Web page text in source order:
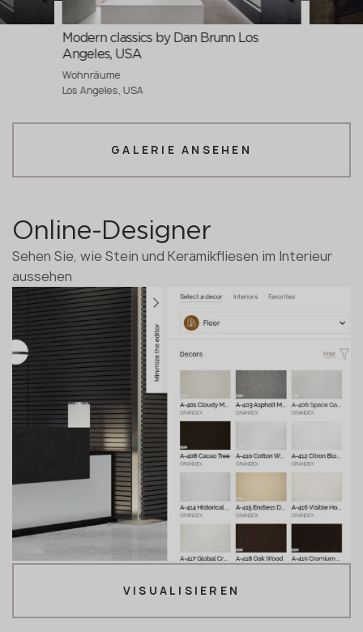
Modern classics by Dan Brunn Los
Angeles, USA
Wohnräume
Los Angeles, USA
GALERIE ANSEHEN
Online-Designer
Sehen Sie, wie Stein und Keramikfliesen im Interieur
aussehen
VISUALISIEREN